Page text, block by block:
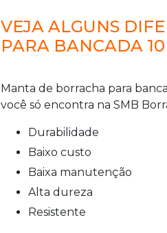
VEJA ALGUNS
PARA BANCADA
Manta de borracha para
você só encontra na SMB
durabilidade
baixo custo
baixa manutenção
alta dureza
resistente